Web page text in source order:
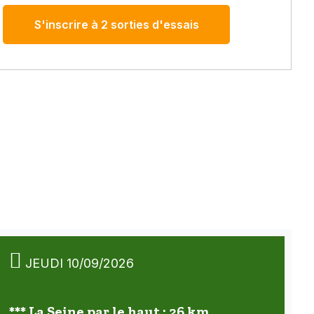
S'inscrire à 2 sorties d'essais
JEUDI 10/09/2026